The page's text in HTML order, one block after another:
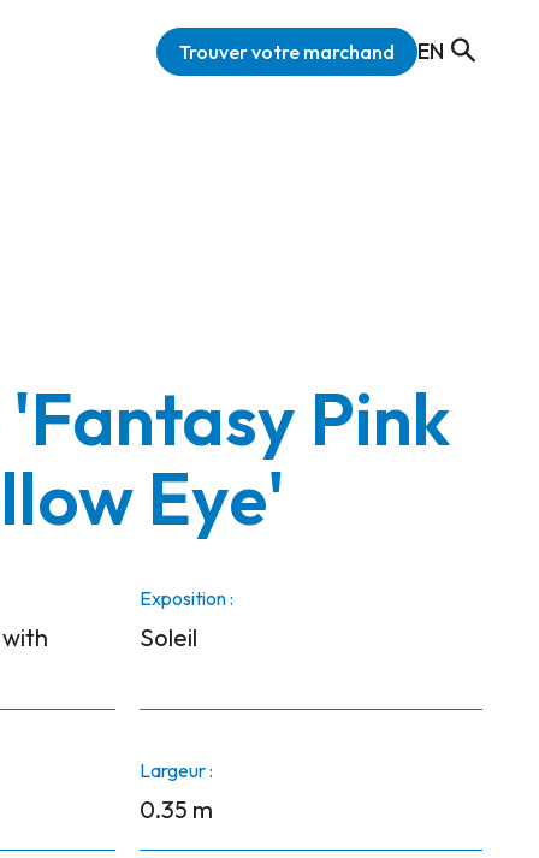
Trouver votre marchand EN
Pink
Eye'
Exposition :
Soleil
Largeur :
0.35 m